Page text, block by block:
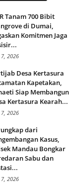
Tanam 700 Bibit
di Dumai,
Komitmen Jaga
2026
Desa Kertasura
Kapetakan,
Siap Membangun
Kertasura Kearah...
2026
dari
Kasus,
Mandau Bongkar
Sabu dan
2026